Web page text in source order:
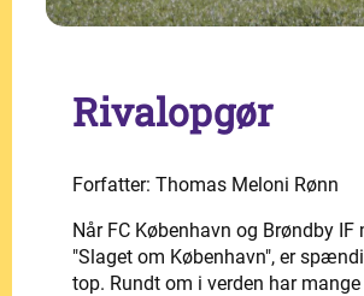
Rivalopgør
Forfatter: Thomas Meloni Rønn
Når FC København og Brøndby IF
"Slaget om København", er
top. Rundt om i verden har mange